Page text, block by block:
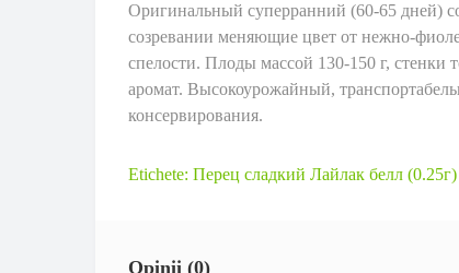
Оригинальный суперранний (60-65 дней)
созревании меняющие цвет от нежно-
спелости. Плоды массой 130-150 г,
аромат. Высокоурожайный,
консервирования.
Etichete: Перец сладкий Лайлак белл (0.25г)
Opinii (0)